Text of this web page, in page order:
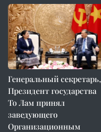
Генеральный секретарь,
Президент государства
То Лам принял
заведующего
Организационным